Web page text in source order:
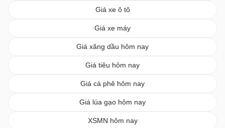
Giá xe ô tô
Giá xe máy
Giá xăng dầu hôm nay
Giá tiêu hôm nay
Giá cà phê hôm nay
Giá lúa gạo hôm nay
XSMN hôm nay